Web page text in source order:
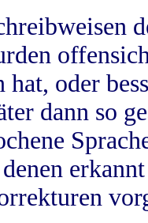
hat, oder
dann so